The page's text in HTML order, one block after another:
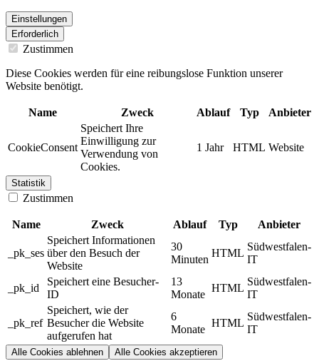
Einstellungen
Erforderlich
Zustimmen
Diese Cookies werden für eine reibungslose Funktion unserer
Website benötigt.
Name Zweck Ablauf Typ Anbieter
CookieConsent
Speichert Ihre
Einwilligung zur
Verwendung von
Cookies.
1 Jahr HTML Website
Statistik
Zustimmen
Name Zweck Ablauf Typ Anbieter
_pk_ses
Speichert Informationen
über den Besuch der
Website
30
Minuten
HTML
Südwestfalen-
IT
_pk_id
Speichert eine Besucher-
ID
13
Monate
HTML
Südwestfalen-
IT
_pk_ref
Speichert, wie der
Besucher die Website
aufgerufen hat
6
Monate
HTML
Südwestfalen-
IT
Alle Cookies ablehnen Alle Cookies akzeptieren